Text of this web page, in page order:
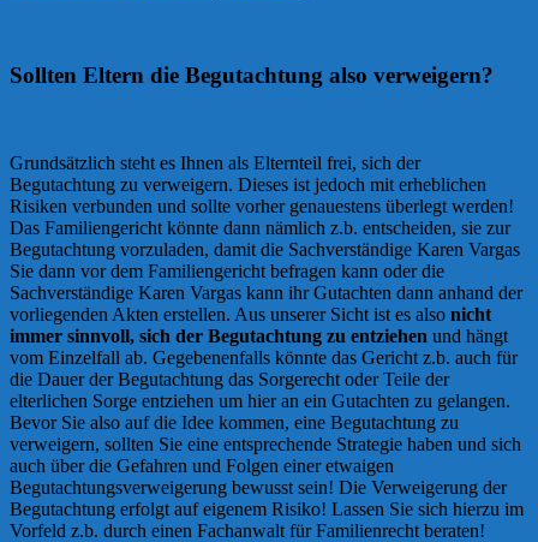
Sollten Eltern die Begutachtung also verweigern?
Grundsätzlich steht es Ihnen als Elternteil frei, sich der
Begutachtung zu verweigern. Dieses ist jedoch mit erheblichen
Risiken verbunden und sollte vorher genauestens überlegt werden!
Das Familiengericht könnte dann nämlich z.b. entscheiden, sie zur
Begutachtung vorzuladen, damit die Sachverständige Karen Vargas
Sie dann vor dem Familiengericht befragen kann oder die
Sachverständige Karen Vargas kann ihr Gutachten dann anhand der
vorliegenden Akten erstellen. Aus unserer Sicht ist es also nicht
immer sinnvoll, sich der Begutachtung zu entziehen und hängt
vom Einzelfall ab. Gegebenenfalls könnte das Gericht z.b. auch für
die Dauer der Begutachtung das Sorgerecht oder Teile der
elterlichen Sorge entziehen um hier an ein Gutachten zu gelangen.
Bevor Sie also auf die Idee kommen, eine Begutachtung zu
verweigern, sollten Sie eine entsprechende Strategie haben und sich
auch über die Gefahren und Folgen einer etwaigen
Begutachtungsverweigerung bewusst sein! Die Verweigerung der
Begutachtung erfolgt auf eigenem Risiko! Lassen Sie sich hierzu im
Vorfeld z.b. durch einen Fachanwalt für Familienrecht beraten!